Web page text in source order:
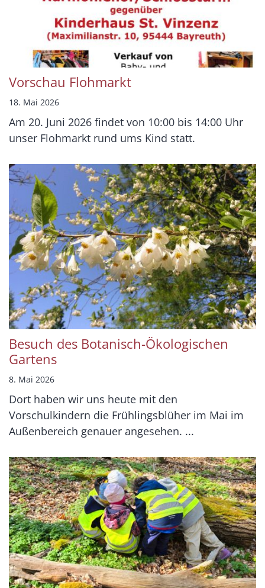
Vorschau Flohmarkt
18. Mai 2026
Am 20. Juni 2026 findet von 10:00 bis 14:00 Uhr
unser Flohmarkt rund ums Kind statt.
Besuch des Botanisch-Ökologischen
Gartens
8. Mai 2026
Dort haben wir uns heute mit den
Vorschulkindern die Frühlingsblüher im Mai im
Außenbereich genauer angesehen. ...